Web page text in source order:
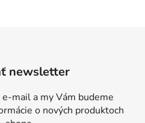
newsletter
mail a my Vám budeme
o nových produktoch